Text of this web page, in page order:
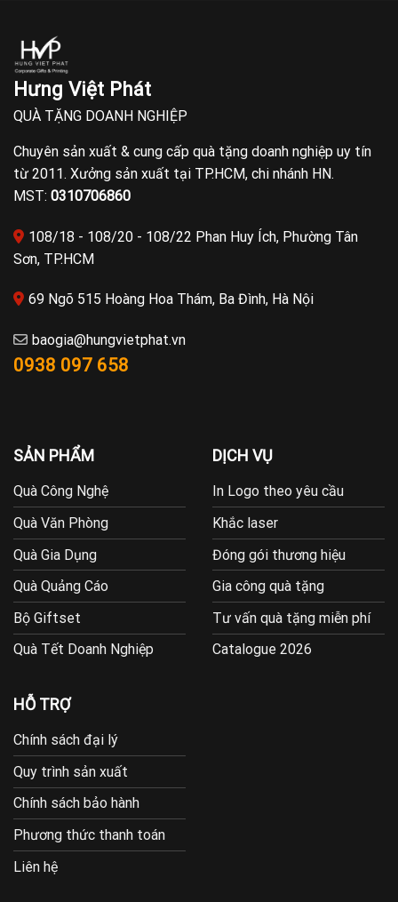
Hưng Việt Phát
QUÀ TẶNG DOANH NGHIỆP
Chuyên sản xuất & cung cấp quà tặng doanh nghiệp uy tín
từ 2011. Xưởng sản xuất tại TP.HCM, chi nhánh HN.
MST: 0310706860
108/18 - 108/20 - 108/22 Phan Huy Ích, Phường Tân
Sơn, TP.HCM
69 Ngõ 515 Hoàng Hoa Thám, Ba Đình, Hà Nội
baogia@hungvietphat.vn
0938 097 658
SẢN PHẨM
Quà Công Nghệ
Quà Văn Phòng
Quà Gia Dụng
Quà Quảng Cáo
Bộ Giftset
Quà Tết Doanh Nghiệp
DỊCH VỤ
In Logo theo yêu cầu
Khắc laser
Đóng gói thương hiệu
Gia công quà tặng
Tư vấn quà tặng miễn phí
Catalogue 2026
HỖ TRỢ
Chính sách đại lý
Quy trình sản xuất
Chính sách bảo hành
Phương thức thanh toán
Liên hệ